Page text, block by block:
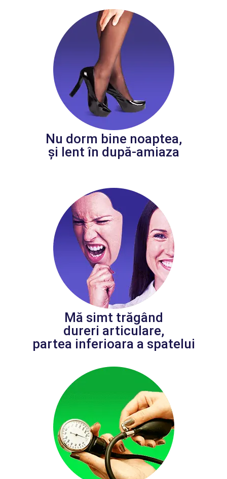
Nu dorm bine noaptea,
și lent în după-amiaza
Mă simt trăgând
dureri articulare,
partea inferioara a spatelui